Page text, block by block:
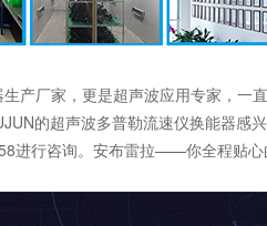
产厂家，更是超声波应用专家，一
的超声波多普勒流速仪换能器感
进行咨询。安布雷拉——你全程贴心